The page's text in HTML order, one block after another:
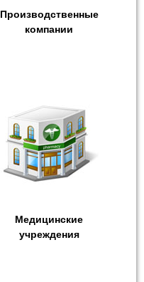
Производственные
компании
Медицинские
учреждения